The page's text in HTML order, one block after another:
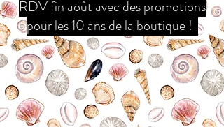
RDV fin août avec des promotions
pour les 10 ans de la boutique !